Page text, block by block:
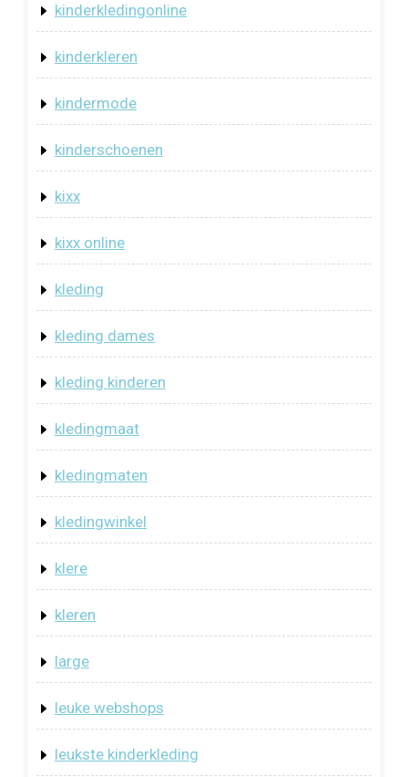
kinderkledingonline
kinderkleren
kindermode
kinderschoenen
kixx
kixx online
kleding
kleding dames
kleding kinderen
kledingmaat
kledingmaten
kledingwinkel
klere
kleren
large
leuke webshops
leukste kinderkleding